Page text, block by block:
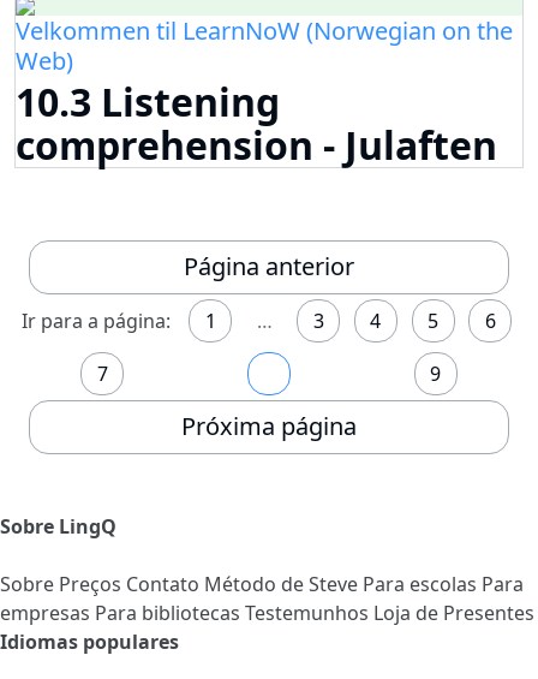
Velkommen til LearnNoW (Norwegian on the
Web)
10.3 Listening
comprehension - Julaften
Página anterior
Ir para a página: 1 … 3 4 5
6
7
9
Próxima página
Sobre LingQ
Sobre Preços Contato Método de Steve Para escolas Para
empresas Para bibliotecas Testemunhos Loja de Presentes
Idiomas populares